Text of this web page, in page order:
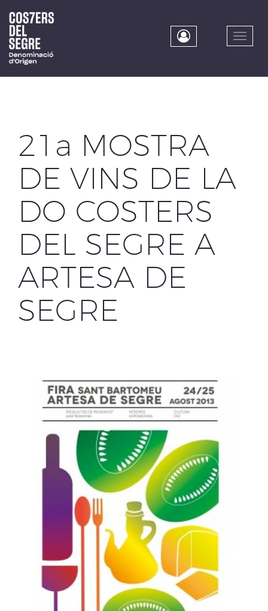
main
content
Toggle
21a MOSTRA
DE VINS DE LA
DO COSTERS
DEL SEGRE A
ARTESA DE
SEGRE